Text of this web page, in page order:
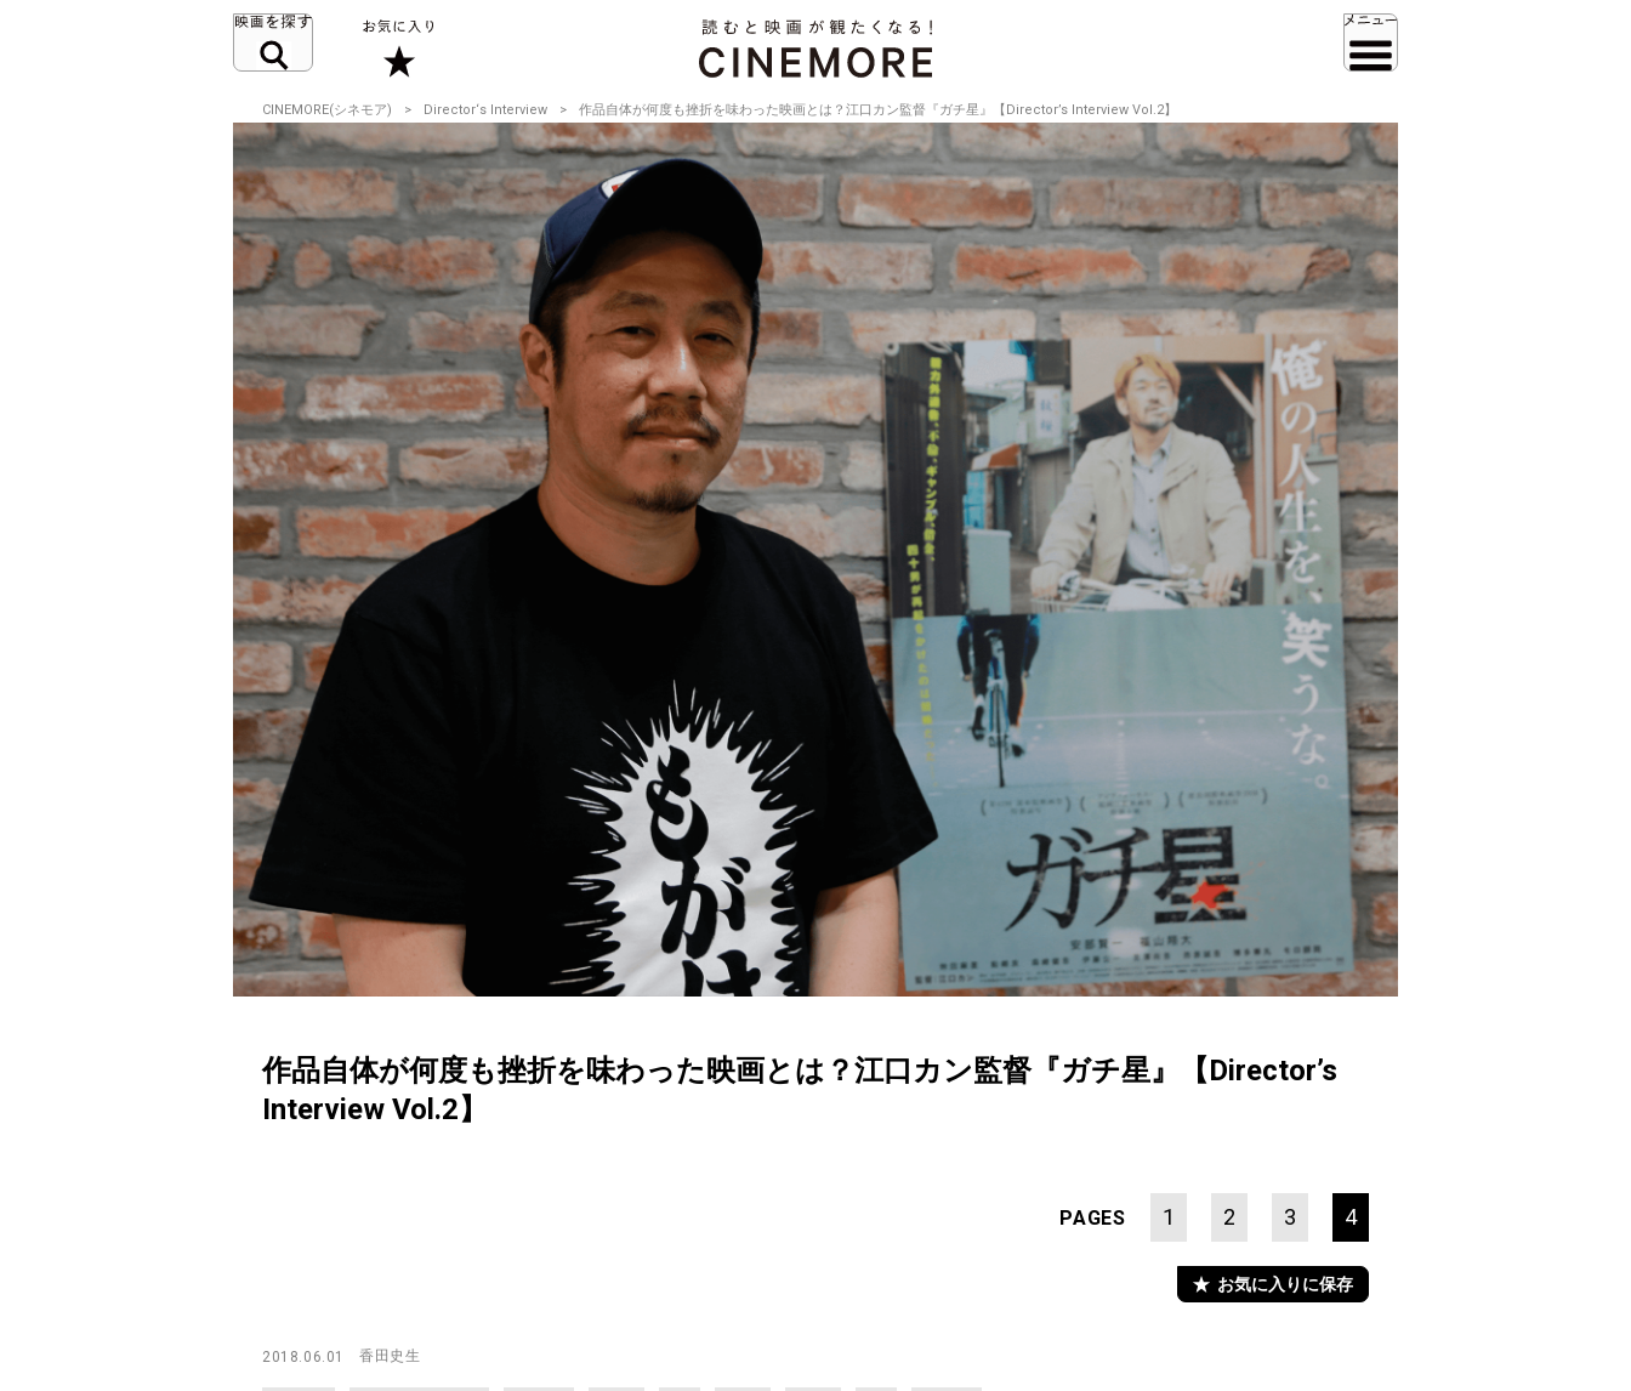
CINEMORE(シネモア) Director‘s Interview 作品自体が何度も挫折を味わった映画とは？江口カン監督『ガチ星』【Director’s Interview Vol.2】
作品自体が何度も挫折を味わった映画とは？江口カン監督『ガチ星』【Director’s
Interview Vol.2】
PAGES 1 2 3 4
お気に入りに保存
2018.06.01 香田史生